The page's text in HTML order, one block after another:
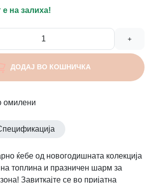
на залиха!
+
ДОДАЈ ВО КОШНИЧКА
омилени
ќебе од новогодишната колекција
топлина и празничен шарм за
Завиткајте се во пријатна